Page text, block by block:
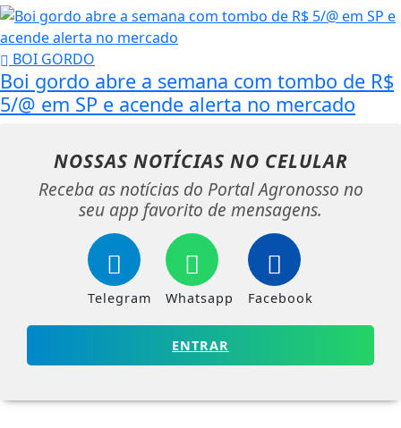
BOI GORDO
Boi gordo abre a semana com tombo de R$
5/@ em SP e acende alerta no mercado
NOSSAS NOTÍCIAS NO CELULAR
Receba as notícias do Portal Agronosso no
seu app favorito de mensagens.
Telegram Whatsapp Facebook
ENTRAR